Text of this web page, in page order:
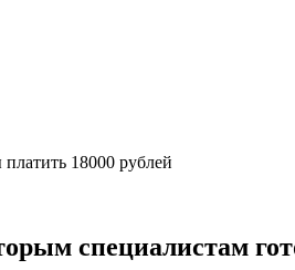
18000 рублей
специалистам